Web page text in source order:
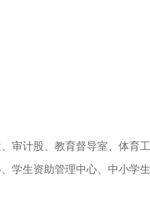
计股、教育督导室、体育工
学生资助管理中心、中小学